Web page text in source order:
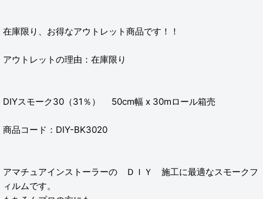
在庫限り、お得なアウトレット商品です！！
アウトレットの理由：在庫限り
DIYスモーク30（31％） 50cm幅 x 30mロール箱売
商品コード：DIY-BK3020
アマチュアインストーラーの ＤＩＹ 施工に最適なスモークフ
ィルムです。